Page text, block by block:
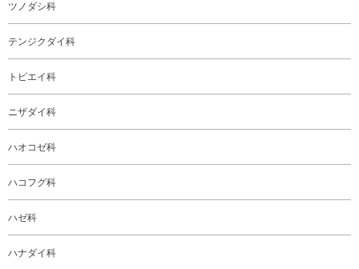
ツノダシ科
テンジクダイ科
トビエイ科
ニザダイ科
ハオコゼ科
ハコフグ科
ハゼ科
ハナダイ科